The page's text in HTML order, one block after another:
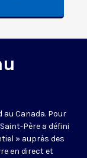
Canada. Pour
Père a défini
» auprès des
en direct et